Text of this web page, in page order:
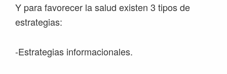
Y para favorecer la salud existen 3 tipos de
estrategias:
-Estrategias informacionales.